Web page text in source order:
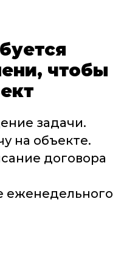
чтобы
задачи.
на объекте.
договора
еженедельного